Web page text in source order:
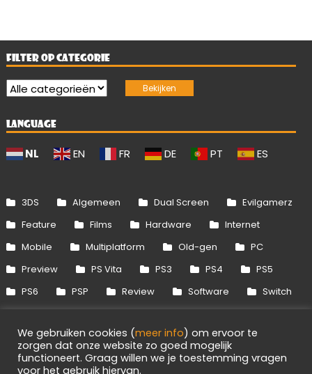
FILTER OP CATEGORIE
LANGUAGE
NL EN FR DE PT ES
3DS Algemeen Dual Screen
Evilgamerz
Feature
Films Hardware
Internet
Mobile
Multiplatform Old-gen
PC
Preview
PS Vita PS3 PS4
PS5
PS6
PSP Review Software
Switch
Xbox 360
Xbox One Xbox Series
We gebruiken cookies (meer info) om ervoor te
zorgen dat onze website zo goed mogelijk
functioneert. Graag willen we je toestemming vragen
voor het gebruik hiervan.